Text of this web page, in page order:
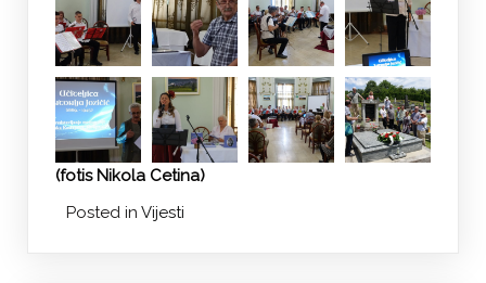
(fotis Nikola Cetina)
Posted in Vijesti